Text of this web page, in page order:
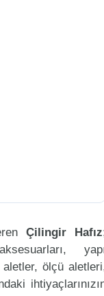
Çilingir Hafız
aletler, ölçü